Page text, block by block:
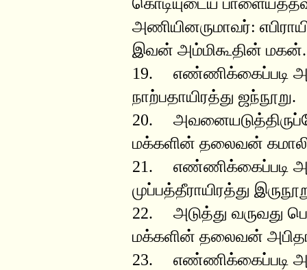
அணியினருமாவர்:
இவன் அம்மிகூதின் மகன்.
19. எண்ணிக்கைப்படி
நாற்பதாயிரத்து ஜந்நூறு.
20.
மக்களின் தலைவன்
21. எண்ணிக்கைப்படி
முப்பத்தீராயிரத்து
22. அடுத்து வருவது
மக்களின் தலைவன்
23. எண்ணிக்கைப்படி